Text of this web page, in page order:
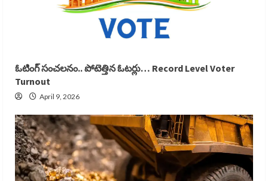
ఓటింగ్ సంచలనం.. పోటెత్తిన ఓటర్లు… Record Level Voter
Turnout
April 9, 2026